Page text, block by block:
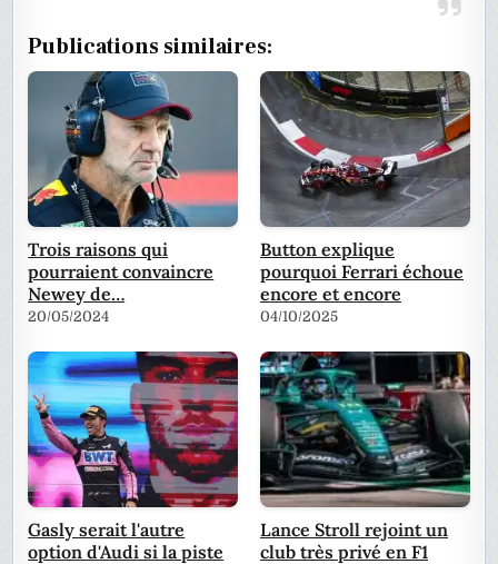
Publications similaires:
Trois raisons qui
pourraient convaincre
Newey de…
20/05/2024
Button explique
pourquoi Ferrari échoue
encore et encore
04/10/2025
Gasly serait l'autre
option d'Audi si la piste
Lance Stroll rejoint un
club très privé en F1